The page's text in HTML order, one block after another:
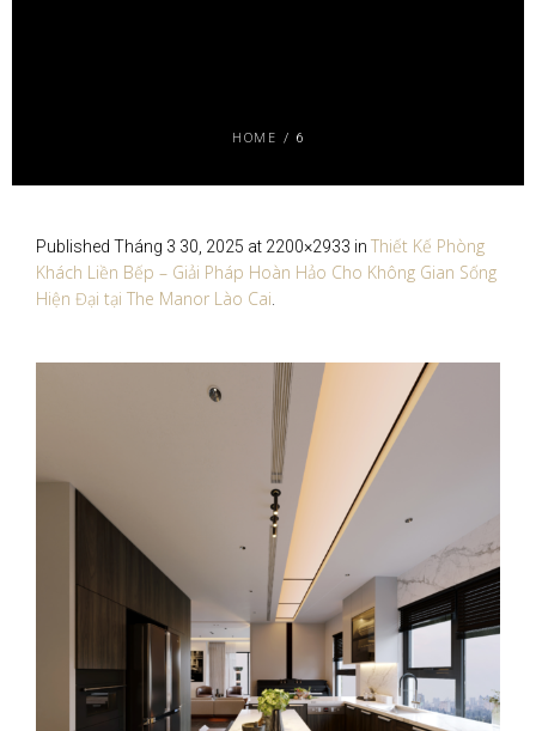
HOME / 6
Published Tháng 3 30, 2025 at 2200×2933 in Thiết Kế Phòng
Khách Liền Bếp – Giải Pháp Hoàn Hảo Cho Không Gian Sống
Hiện Đại tại The Manor Lào Cai.